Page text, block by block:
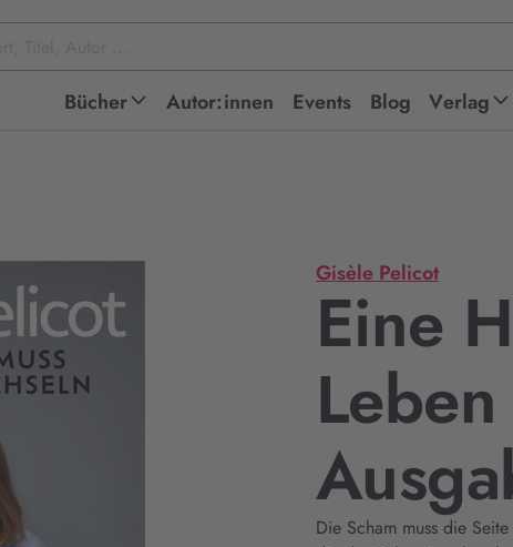
Bücher Autor:innen Events Blog Verlag
Gisèle Pelicot
Eine
Die Scham muss die